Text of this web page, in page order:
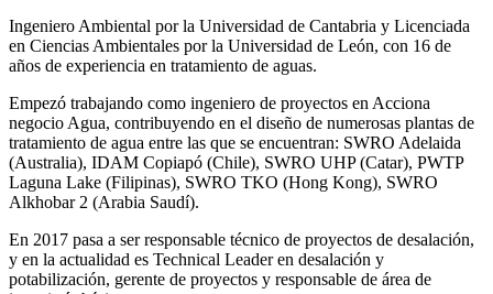
Ingeniero Ambiental por la Universidad de Cantabria y Licenciada
en Ciencias Ambientales por la Universidad de León, con 16 de
años de experiencia en tratamiento de aguas.
Empezó trabajando como ingeniero de proyectos en Acciona
negocio Agua, contribuyendo en el diseño de numerosas plantas de
tratamiento de agua entre las que se encuentran: SWRO Adelaida
(Australia), IDAM Copiapó (Chile), SWRO UHP (Catar), PWTP
Laguna Lake (Filipinas), SWRO TKO (Hong Kong), SWRO
Alkhobar 2 (Arabia Saudí).
En 2017 pasa a ser responsable técnico de proyectos de desalación,
y en la actualidad es Technical Leader en desalación y
potabilización, gerente de proyectos y responsable de área de